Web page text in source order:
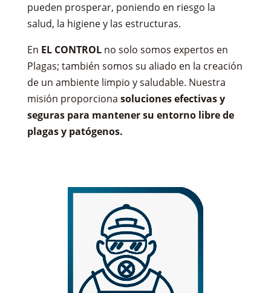
pueden prosperar, poniendo en riesgo la
salud, la higiene y las estructuras.
En EL CONTROLno solo somos expertos en
Plagas; también somos su aliado en la creación
de un ambiente limpio y saludable. Nuestra
misión proporciona soluciones efectivas y
seguras para mantener su entorno libre de
plagas y patógenos.